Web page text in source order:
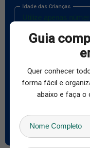
Idade das Crianças
Quais são os passeios
Pantanal
Cavalgada
Guia
Quer conhecer
forma fácil e
abaixo e faça o